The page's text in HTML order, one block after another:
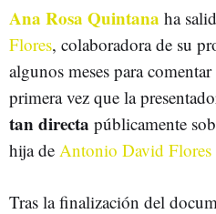
Ana Rosa Quintana ha
Flores, colaboradora de su
algunos meses para comentar
primera vez que la
tan directa públicamente
hija de Antonio David Flores
Tras la finalización del